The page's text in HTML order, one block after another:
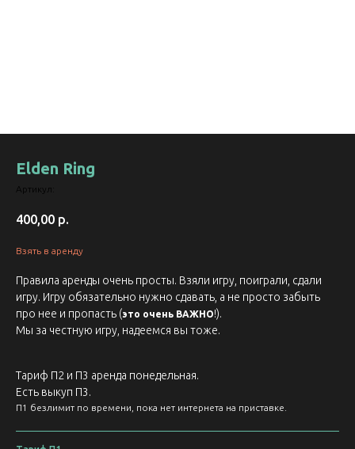
Elden Ring
Артикул:
400,00 р.
Взять в аренду
Правила аренды очень просты. Взяли игру, поиграли, сдали
игру. Игру обязательно нужно сдавать, а не просто забыть
про нее и пропасть (это очень ВАЖНО!).
Мы за честную игру, надеемся вы тоже.
Тариф П2 и П3 аренда понедельная.
Есть выкуп П3.
П1 безлимит по времени, пока нет интернета на приставке.